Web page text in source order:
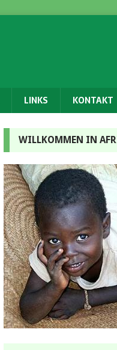
LINKS KONTAKT
WILLKOMMEN IN